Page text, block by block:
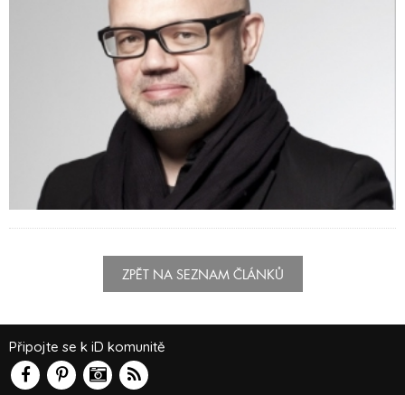
ZPĚT NA SEZNAM ČLÁNKŮ
Připojte se k iD komunitě